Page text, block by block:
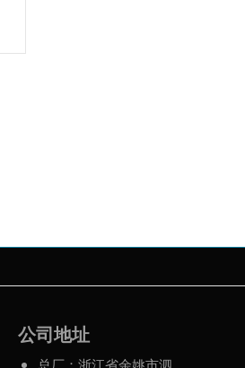
公司地址
总厂：浙江省余姚市泗